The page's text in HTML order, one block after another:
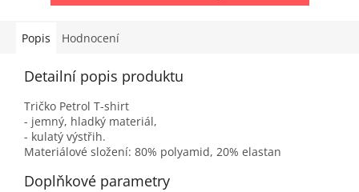
Popis Hodnocení
Detailní popis produktu
Tričko Petrol T-shirt
- jemný, hladký materiál,
- kulatý výstřih.
Materiálové složení: 80% polyamid, 20% elastan
Doplňkové parametry